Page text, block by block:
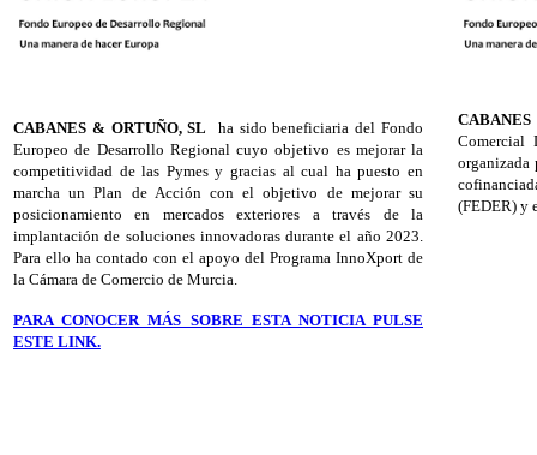
CABANES & ORTUÑO, SL ha sido beneficiaria del Fondo
Europeo de Desarrollo Regional cuyo objetivo es mejorar la
competitividad de las Pymes y gracias al cual ha puesto en
marcha un Plan de Acción con el objetivo de mejorar su
posicionamiento en mercados exteriores a través de la
implantación de soluciones innovadoras durante el año 2023.
Para ello ha contado con el apoyo del Programa InnoXport de
la Cámara de Comercio de Murcia.
PARA CONOCER MÁS SOBRE ESTA NOTICIA PULSE
ESTE LINK.
Comercial
organizada
(FEDER) y